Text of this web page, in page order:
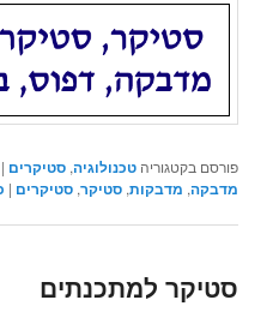
פורסם בקטגוריה טכנולוגיה,סטיקרים
מדבקה, מדבקות,סטיקר,סטיקרים |
סטיקר למתכנתים